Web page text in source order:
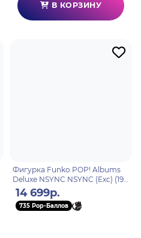
В КОРЗИНУ
Фигурка Funko POP! Albums
Deluxe NSYNC NSYNC (Exc) (19)
60994
14 699р.
735 Pop-Баллов